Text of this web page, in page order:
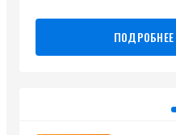
ПОДРОБНЕЕ